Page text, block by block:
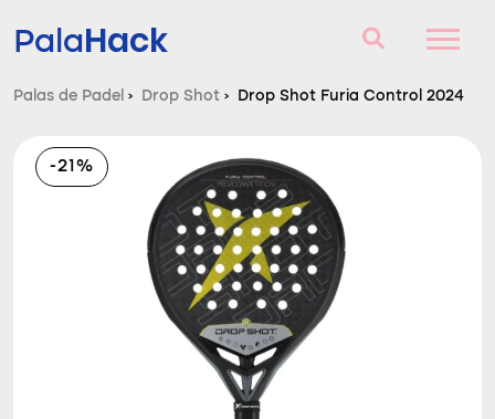
PalaHack
Consultorio
Comparador
Palas de Padel › Drop Shot › Drop Shot Furia Control 2024
-21%